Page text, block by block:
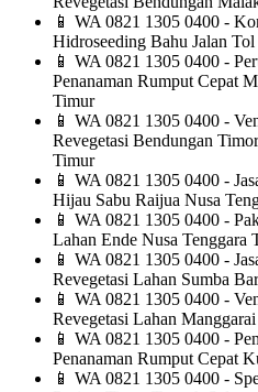
📱 WA 0821 1305 0400 -
Hidroseeding Bahu Jalan
📱 WA 0821 1305 0400 -
Penanaman Rumput Cepat
Timur
📱 WA 0821 1305 0400 -
Revegetasi Bendungan
Timur
📱 WA 0821 1305 0400 -
Hijau Sabu Raijua Nusa
📱 WA 0821 1305 0400 -
Lahan Ende Nusa Tenggara
📱 WA 0821 1305 0400 -
Revegetasi Lahan Sumba
📱 WA 0821 1305 0400 -
Revegetasi Lahan
📱 WA 0821 1305 0400 -
Penanaman Rumput Cepat
📱 WA 0821 1305 0400 -